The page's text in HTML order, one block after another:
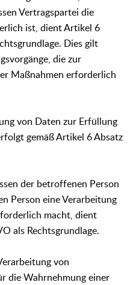
Vertragspartei die
ist, dient Artikel 6
Dies gilt
die zur
Maßnahmen erforderlich
von Daten zur Erfüllung
gemäß Artikel 6 Absatz
der betroffenen Person
Person eine Verarbeitung
macht, dient
als Rechtsgrundlage.
von
die Wahrnehmung einer